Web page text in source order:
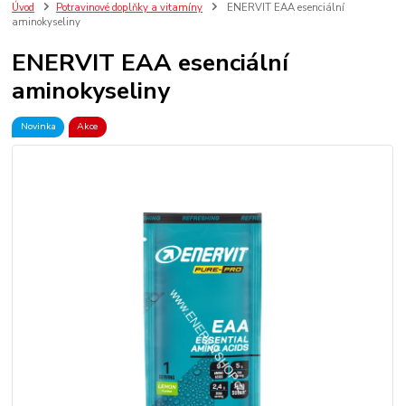
Úvod Potravinové doplňky a vitamíny
ENERVIT EAA esenciální
aminokyseliny
ENERVIT EAA esenciální
aminokyseliny
Novinka Akce